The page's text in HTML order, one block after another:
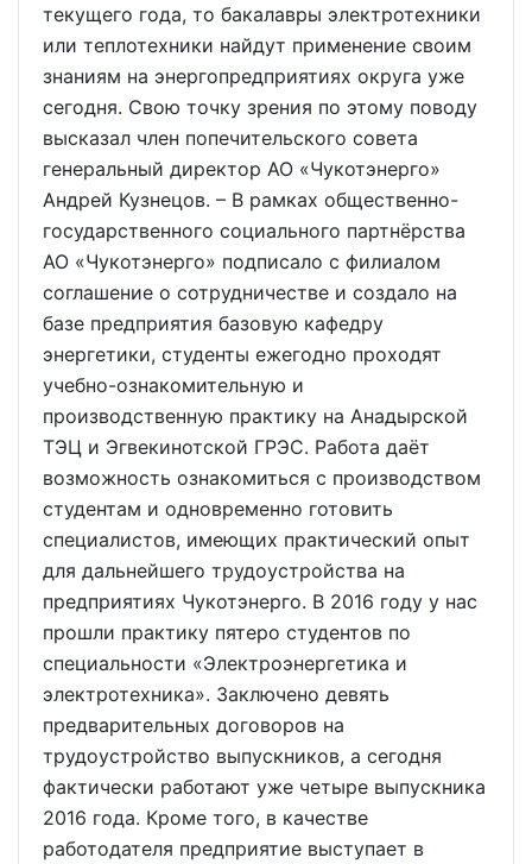
текущего года, то бакалавры электротехники
или теплотехники найдут применение своим
знаниям на энергопредприятиях округа уже
сегодня. Свою точку зрения по этому поводу
высказал член попечительского совета
генеральный директор АО «Чукотэнерго»
Андрей Кузнецов. – В рамках общественно-
государственного социального партнёрства
АО «Чукотэнерго» подписало с филиалом
соглашение о сотрудничестве и создало на
базе предприятия базовую кафедру
энергетики, студенты ежегодно проходят
учебно-ознакомительную и
производственную практику на Анадырской
ТЭЦ и Эгвекинотской ГРЭС. Работа даёт
возможность ознакомиться с производством
студентам и одновременно готовить
специалистов, имеющих практический опыт
для дальнейшего трудоустройства на
предприятиях Чукотэнерго. В 2016 году у нас
прошли практику пятеро студентов по
специальности «Электроэнергетика и
электротехника». Заключено девять
предварительных договоров на
трудоустройство выпускников, а сегодня
фактически работают уже четыре выпускника
2016 года. Кроме того, в качестве
работодателя предприятие выступает в